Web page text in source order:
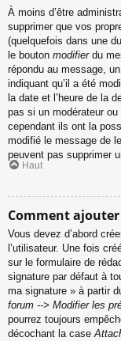
À moins d’être
supprimer que vos
(quelquefois dans une
le bouton modifierdu
répondu au message,
indiquant qu’il a été
la date et l’heure de la
pas si un modérateur
cependant ils ont la
modifié le message de
peuvent pas supprimer
Haut
Comment ajouter
Vous devez d’abord
l’utilisateur. Une fois
sur le formulaire de
signature par défaut à
ma signature » à partir
forum --> Modifier les
pourrez toujours
décochant la case